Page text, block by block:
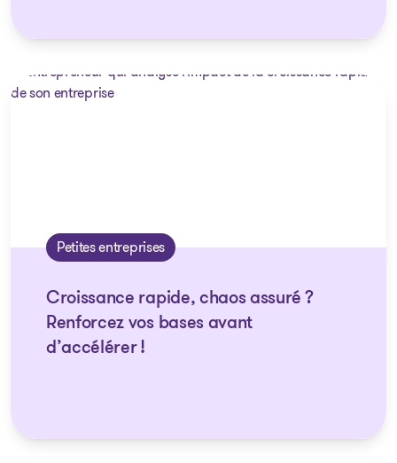
Petites entreprises
Croissance rapide, chaos assuré ?
Renforcez vos bases avant
d’accélérer !